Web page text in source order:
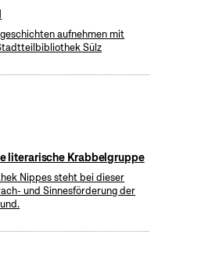
aufnehmen mit
Sülz
literarische Krabbelgruppe
Nippes steht bei dieser
und Sinnesförderung der